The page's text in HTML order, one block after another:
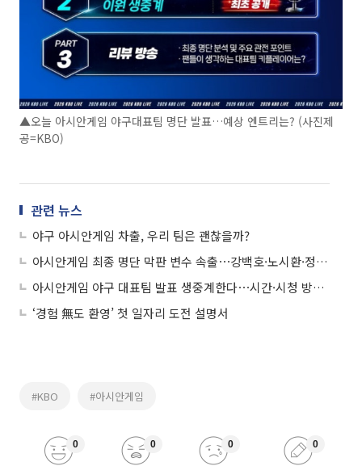
▲오늘 아시안게임 야구대표팀 명단 발표…예상 엔트리는? (사진제
공=KBO)
관련 뉴스
야구 아시안게임 차출, 우리 팀은 괜찮을까?
아시안게임 최종 명단 막판 변수 속출⋯강백호·노시환·정우주 운명은
아시안게임 야구 대표팀 발표 생중계한다⋯시간·시청 방법은?
‘경험 無도 환영’ 첫 일자리 도전 설명서
#KBO #아시안게임
0 0 0 0